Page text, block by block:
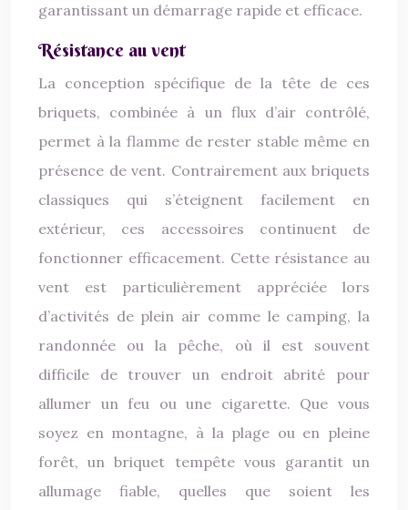
garantissant un démarrage rapide et efficace.
Résistance au vent
La conception spécifique de la tête de ces
briquets, combinée à un flux d’air contrôlé,
permet à la flamme de rester stable même en
présence de vent. Contrairement aux briquets
classiques qui s’éteignent facilement en
extérieur, ces accessoires continuent de
fonctionner efficacement. Cette résistance au
vent est particulièrement appréciée lors
d’activités de plein air comme le camping, la
randonnée ou la pêche, où il est souvent
difficile de trouver un endroit abrité pour
allumer un feu ou une cigarette. Que vous
soyez en montagne, à la plage ou en pleine
forêt, un briquet tempête vous garantit un
allumage fiable, quelles que soient les